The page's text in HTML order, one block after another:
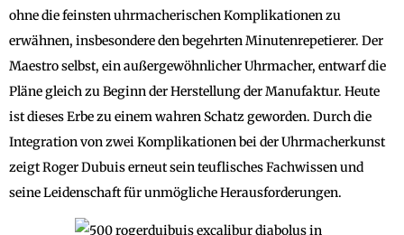
ohne die feinsten uhrmacherischen Komplikationen zu
erwähnen, insbesondere den begehrten Minutenrepetierer. Der
Maestro selbst, ein außergewöhnlicher Uhrmacher, entwarf die
Pläne gleich zu Beginn der Herstellung der Manufaktur. Heute
ist dieses Erbe zu einem wahren Schatz geworden. Durch die
Integration von zwei Komplikationen bei der Uhrmacherkunst
zeigt Roger Dubuis erneut sein teuflisches Fachwissen und
seine Leidenschaft für unmögliche Herausforderungen.